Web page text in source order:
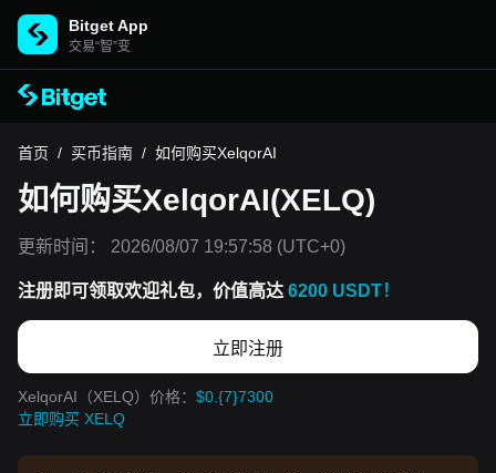
Bitget App
交易“智”变
首页 / 买币指南 / 如何购买XelqorAI
如何购买XelqorAI(XELQ)
更新时间： 2026/08/07 19:57:58 (UTC+0)
注册即可领取欢迎礼包，价值高达 6200 USDT！
立即注册
XelqorAI（XELQ）价格： $0.{7}7300
立即购买 XELQ